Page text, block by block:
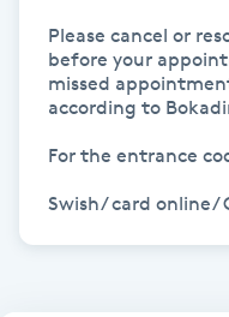
MicroPen
Mixfransar
N
Please cancel or
before your
missed
according to
For the entrance